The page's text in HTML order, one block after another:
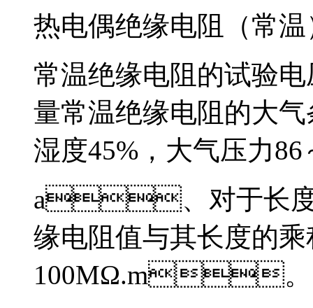
热电偶绝缘电阻（常温
常温绝缘电阻的试验
量常温绝缘电阻的大气
湿度45%，大气压
a、对于长度
缘电阻值与其长度的
100MΩ.m。